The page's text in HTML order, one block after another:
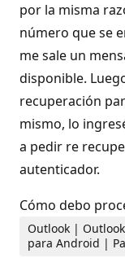
p
t
c
ó
por la misma
número que se
me sale un
disponible.
recuperación
mismo, lo
a pedir re
autenticador.
Cómo debo
Outlook |
para Android |